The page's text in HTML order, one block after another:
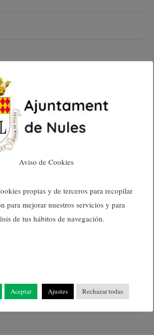
Aviso de Cookies
propias y de terceros para recopilar
para mejorar nuestros servicios y para
de tus hábitos de navegación.
Aceptar Ajustes Rechazar todas